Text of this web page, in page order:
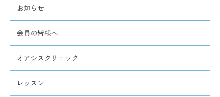
お知らせ
会員の皆様へ
オアシスクリニック
レッスン